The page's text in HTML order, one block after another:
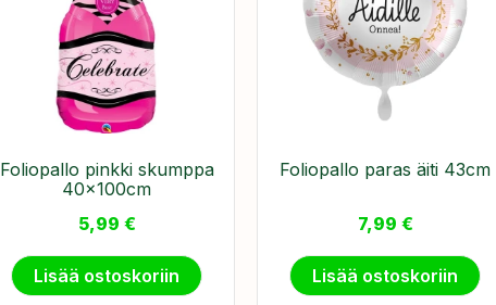
Foliopallo pinkki skumppa
40x100cm
5,99 €
Lisää ostoskoriin
Foliopallo paras äiti 43cm
7,99 €
Lisää ostoskoriin